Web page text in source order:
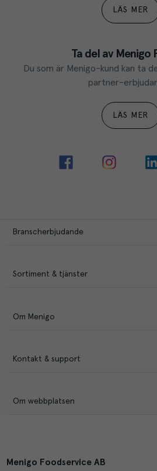
LÄS MER
Ta del av Menigo
Du som är Menigo-kund kan ta
partner-
LÄS MER
Branscherbjudande
Sortiment & tjänster
Om Menigo
Kontakt & support
Om webbplatsen
Menigo Foodservice AB